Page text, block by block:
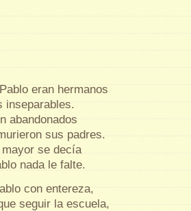
eran hermanos
inseparables.
abandonados
sus padres.
mayor se decía
nada le falte.
con entereza,
seguir la escuela,